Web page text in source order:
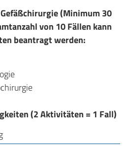
(Minimum 30
von 10 Fällen kann
beantragt werden:
(2 Aktivitäten = 1 Fall)